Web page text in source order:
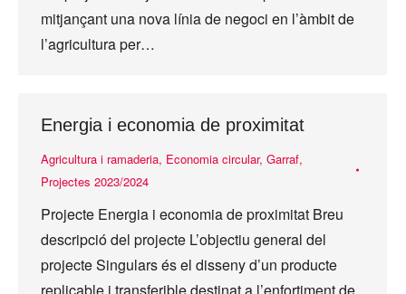
mitjançant una nova línia de negoci en l’àmbit de
l’agricultura per…
Energia i economia de proximitat
Agricultura i ramaderia, Economia circular, Garraf,
Projectes 2023/2024
Projecte Energia i economia de proximitat Breu
descripció del projecte L’objectiu general del
projecte Singulars és el disseny d’un producte